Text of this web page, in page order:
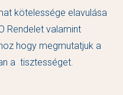
kötelessége elavulása
Rendelet valamint
hogy megmutatjuk a
a tisztességet.